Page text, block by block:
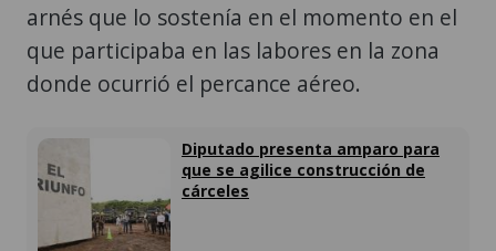
arnés que lo sostenía en el momento en el
que participaba en las labores en la zona
donde ocurrió el percance aéreo.
Diputado presenta amparo para
que se agilice construcción de
cárceles